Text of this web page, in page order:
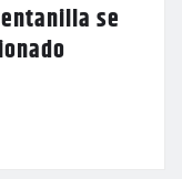
se